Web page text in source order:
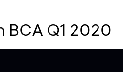
BCA Q1 2020